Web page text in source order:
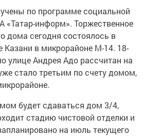
по программе социальной
«Татар-информ». Торжественное
дома сегодня состоялось в
в микрорайоне М-14. 18-
Андрея Адо рассчитан на
стало третьим по счету домом,
будет сдаваться дом 3/4,
стадию чистовой отделки и
на июль текущего